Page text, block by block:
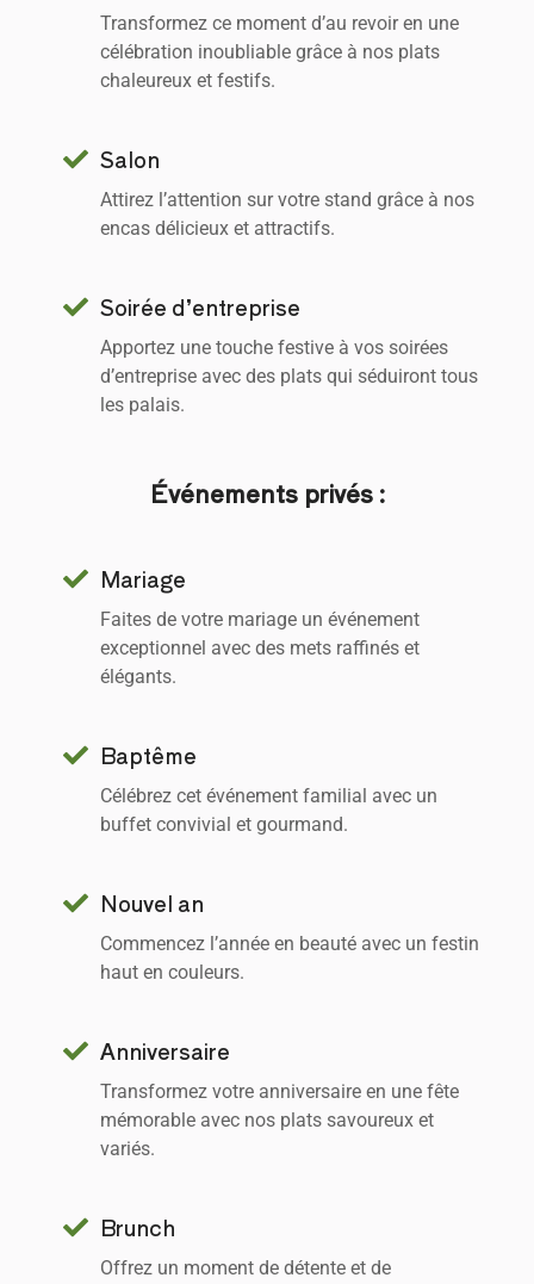
Transformez ce moment d’au revoir en une
célébration inoubliable grâce à nos plats
chaleureux et festifs.
Salon
Attirez l’attention sur votre stand grâce à nos
encas délicieux et attractifs.
Soirée d’entreprise
Apportez une touche festive à vos soirées
d’entreprise avec des plats qui séduiront tous
les palais.
Événements privés :
Mariage
Faites de votre mariage un événement
exceptionnel avec des mets raffinés et
élégants.
Baptême
Célébrez cet événement familial avec un
buffet convivial et gourmand.
Nouvel an
Commencez l’année en beauté avec un festin
haut en couleurs.
Anniversaire
Transformez votre anniversaire en une fête
mémorable avec nos plats savoureux et
variés.
Brunch
Offrez un moment de détente et de